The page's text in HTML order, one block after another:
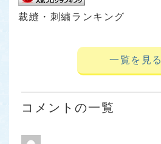
裁縫・刺繍ランキング
一覧を見る
コメントの一覧